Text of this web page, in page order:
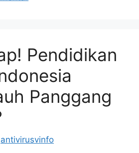
Pendidikan
Panggang
antivirusvinfo